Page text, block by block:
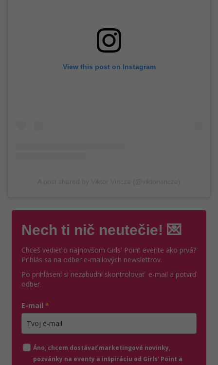
View this post on Instagram
Nech ti nič neutečie! 💌
Chceš vedieť o najnovšom Girls' Point evente ako prvá?
Prihlás sa na odber e-mailových newslettrov.
Po prihlásení si nezabudni skontrolovať e-mail a potvrď
odber.
E-mail *
Áno, chcem dostávať marketingové novinky,
pozvánky na eventy a inšpiráciu od Girls' Point a